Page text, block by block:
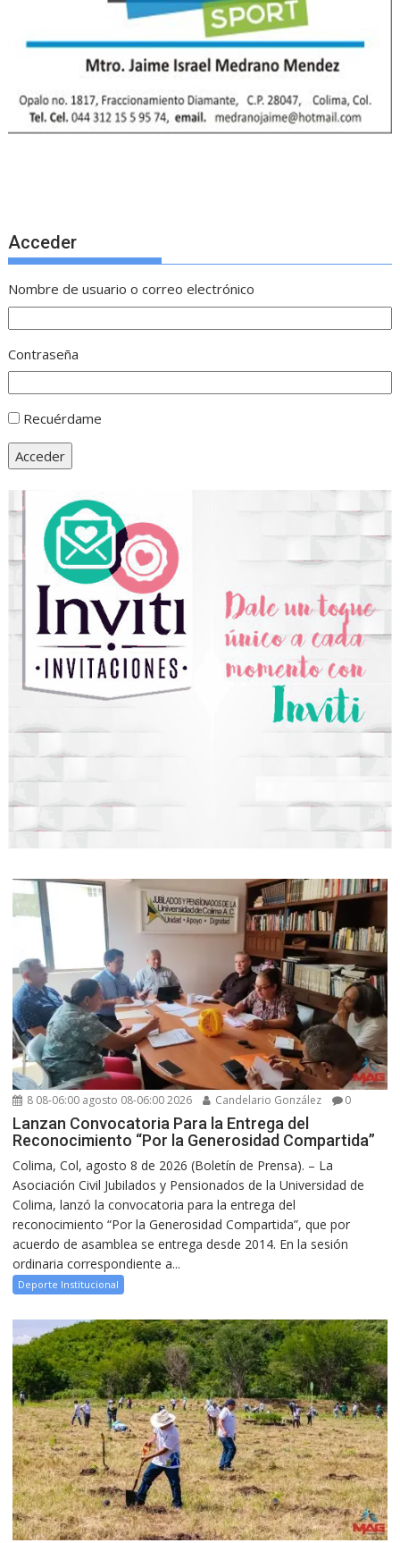
Acceder
Nombre de usuario o correo electrónico
Contraseña
Recuérdame
Acceder
8 08-06:00 agosto 08-06:00 2026 Candelario González 0
Lanzan Convocatoria Para la Entrega del
Reconocimiento “Por la Generosidad Compartida”
Colima, Col, agosto 8 de 2026 (Boletín de Prensa). – La
Asociación Civil Jubilados y Pensionados de la Universidad de
Colima, lanzó la convocatoria para la entrega del
reconocimiento “Por la Generosidad Compartida”, que por
acuerdo de asamblea se entrega desde 2014. En la sesión
ordinaria correspondiente a...
Deporte Institucional